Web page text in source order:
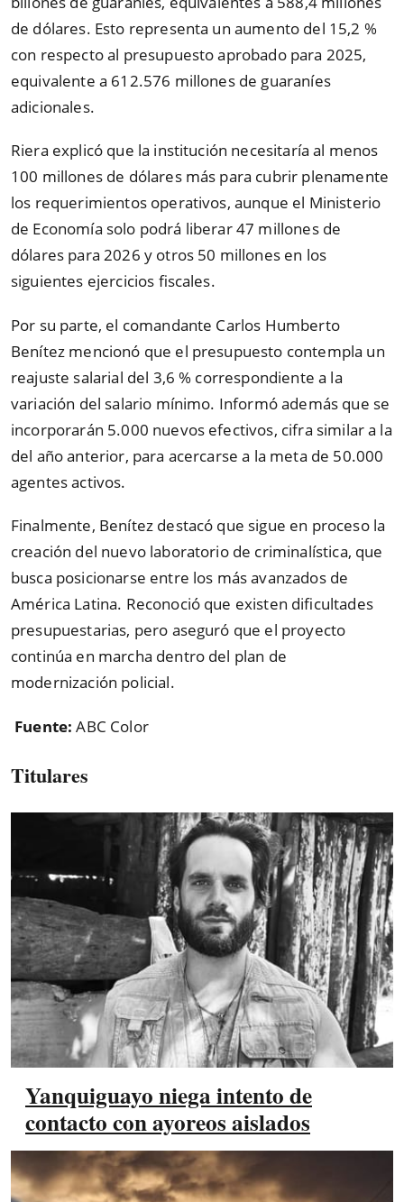
de dólares. Esto representa un aumento del 15,2 %
con respecto al presupuesto aprobado para 2025,
equivalente a 612.576 millones de guaraníes
adicionales.
Riera explicó que la institución necesitaría al menos
100 millones de dólares más para cubrir plenamente
los requerimientos operativos, aunque el Ministerio
de Economía solo podrá liberar 47 millones de
dólares para 2026 y otros 50 millones en los
siguientes ejercicios fiscales.
Por su parte, el comandante Carlos Humberto
Benítez mencionó que el presupuesto contempla un
reajuste salarial del 3,6 % correspondiente a la
variación del salario mínimo. Informó además que se
incorporarán 5.000 nuevos efectivos, cifra similar a la
del año anterior, para acercarse a la meta de 50.000
agentes activos.
Finalmente, Benítez destacó que sigue en proceso la
creación del nuevo laboratorio de criminalística, que
busca posicionarse entre los más avanzados de
América Latina. Reconoció que existen dificultades
presupuestarias, pero aseguró que el proyecto
continúa en marcha dentro del plan de
modernización policial.
Fuente:ABC Color
Titulares
Yanquiguayo niega intento de
contacto con ayoreos aislados